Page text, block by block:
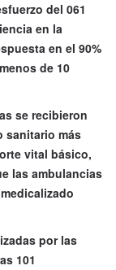
del 061
en la
en el 90%
de 10
se recibieron
sanitario más
vital básico,
las ambulancias
por las
101